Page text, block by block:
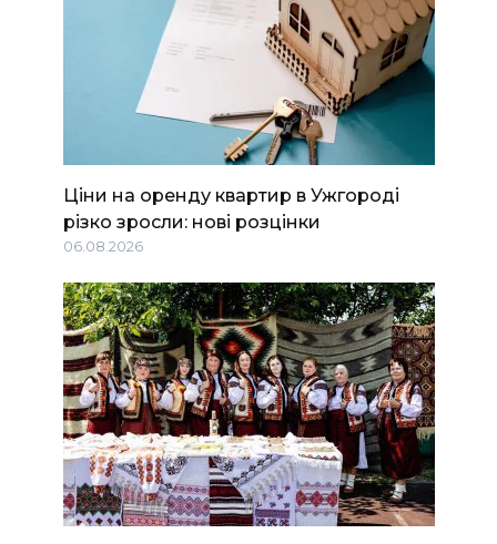
Ціни на оренду квартир в Ужгороді
різко зросли: нові розцінки
06.08.2026